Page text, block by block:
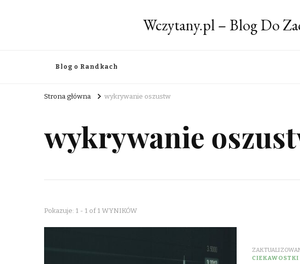
Wczytany.pl – Blog Do
Blog o Randkach
Strona główna wykrywanie oszustw
wykrywanie
Pokazuje: 1 - 1 of 1 WYNIKÓW
CIEKAWOSTKI